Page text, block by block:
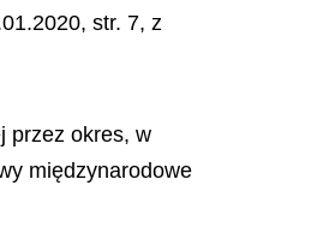
str. 7, z
przez okres, w
międzynarodowe